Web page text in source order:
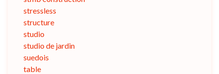
stressless
structure
studio
studio de jardin
suedois
table